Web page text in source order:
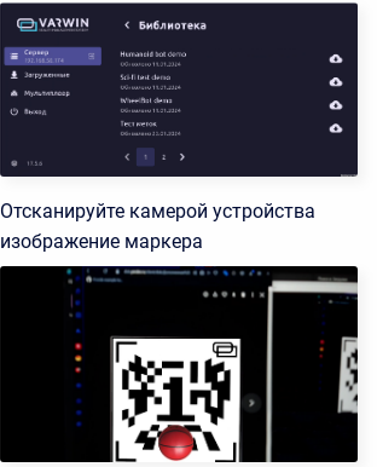
Отсканируйте камерой устройства
изображение маркера